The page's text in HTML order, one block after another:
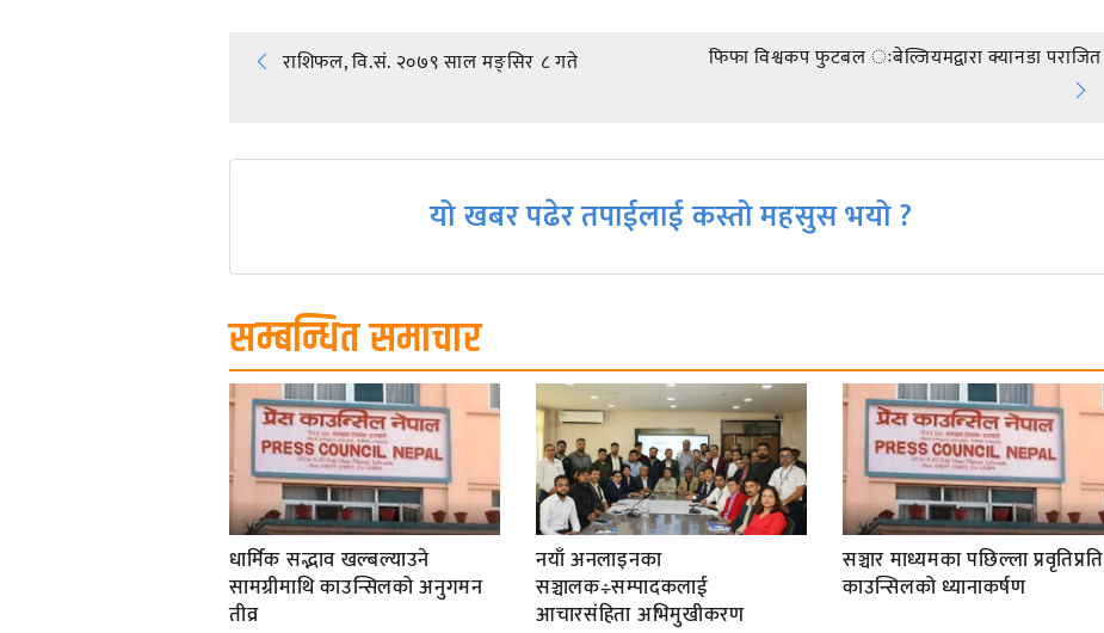
Post
navigation
राशिफल, वि.सं. २०७९ साल मङ्सिर ८ गते फिफा विश्वकप फुटबल ःबेल्जियमद्वारा क्यानडा पराजित
यो खबर पढेर तपाईलाई कस्तो महसुस भयो ?
सम्बन्धित समाचार
धार्मिक सद्भाव खल्बल्याउने
सामग्रीमाथि काउन्सिलको अनुगमन
तीव्र
नयाँ अनलाइनका
सञ्चालक÷सम्पादकलाई
आचारसंहिता अभिमुखीकरण
सञ्चार माध्यमका पछिल्ला प्रवृतिप्रति
काउन्सिलको ध्यानाकर्षण